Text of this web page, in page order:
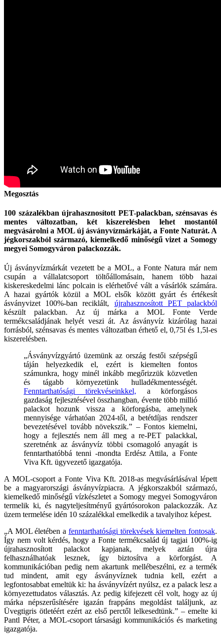
Megosztás
100 százalékban újrahasznosított PET-palackban, szénsavas és
mentes változatban, két kiszerelésben lehet mostantól
megvásárolni a MOL új ásványvízmárkáját, a Fonte Naturát. A
jégkorszakból származó, kiemelkedő minőségű vizet a Somogy
megyei Somogyváron palackozzák.
Új ásványvízmárkát vezetett be a MOL, a Fonte Natura már nem
csupán a vállalatcsoport töltőállomásain, hanem több hazai
kiskereskedelmi lánc polcain is elérhetővé vált a vásárlók számára.
A hazai gyártók közül a MOL elsők között gyárt és értékesít
ásványvizet 100%-ban reciklált, újrahasznosított PET palackból
készült palackban. Az új márka a MOL Fonte Verde
termékcsaládjának helyét veszi át. Az ásványvíz kizárólag hazai
forrásból, szénsavas és mentes változatban érhető el, 0,75l és 1,5l-es
kiszerelésben.
„Ásványvízgyártó üzemünk az ország festői szépségű
táján helyezkedik el, ezért is kiemelten fontos
számunkra, hogy minél inkább megőrizzük közvetlen
és tágabb környezetünk hulladékmentességét.
Fenntarthatósági törekvéseinkkel, a körforgásos
gazdaság fejlesztésével összhangban, évente több millió
palackot hozunk vissza a körforgásba, amelynek
mennyisége várhatóan 2024-től, a betétdíjas rendszer
bevezetésével tovább növekszik.” – Fontos kiemelni,
hogy a fejlesztés nem áll meg a re-PET palackkal,
szeretnénk az ásványvíz többi csomagoló anyagát is
fenntarthatóbbá tenni -mondta Erdész Attila, a Fonte
Viva Kft. ügyvezető igazgatója.
A MOL-csoport a Fonte Viva Kft. 2018-as megvásárlásával lépett
be a magyarországi ásványvízpiacra. A jégkorszakból származó,
kiemelkedő minőségű vízkészletet a Somogy megyei Somogyváron
termelik ki, és nagyteljesítményű gyártósorokon palackozzák. Az
üzem termelése idén 10 százalékkal emelkedik a tavalyihoz képest.
„A MOL életében a fenntarthatósági törekvések kiemelten fontosak.
Így nem volt kérdés, hogy a Fonte termékcsalád új tagjai 100%-ig
újrahasznosított palackot kapjanak, melyek aztán újra
felhasználhatóak lesznek, így biztosítva a körforgást. A
kommunikációban pedig nem akartunk mellébeszélni, ez a termék
tud mindent, amit egy ásványvíznek tudnia kell, ezért a
legfontosabbat emeltük ki: ha ásványvízért nyúlsz, ez a palack lesz a
környezettudatos választás. Az pedig kifejezett cél volt, hogy az új
márka népszerűsítésére igazán frappáns megoldást találjunk, az
Üvegtigris ötletéért ezért az első perctől lelkesedtünk.” – emelte ki
Pantl Péter, a MOL-csoport társasági kommunikációs és marketing
igazgatója.